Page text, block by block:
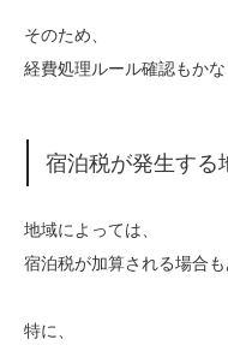
そのため、
経費処理ルール確認もかな
宿泊税が発生する
地域によっては、
宿泊税が加算される場合も
特に、